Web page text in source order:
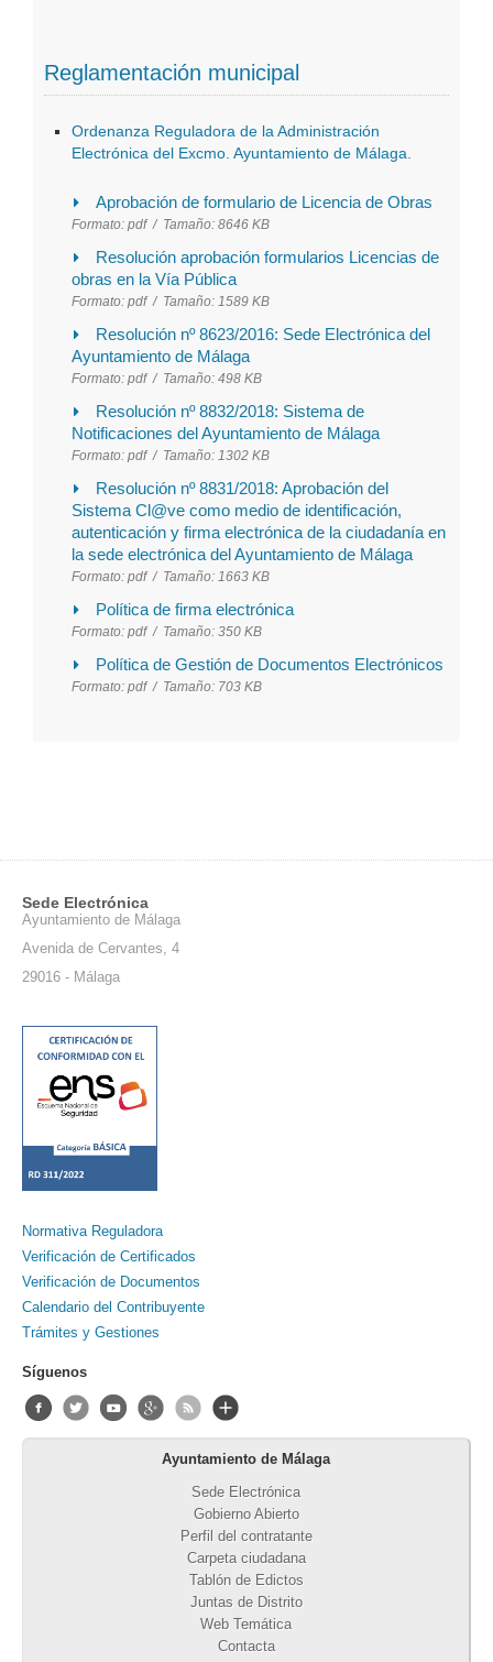
Reglamentación municipal
Ordenanza Reguladora de la Administración
Electrónica del Excmo. Ayuntamiento de Málaga.
Aprobación de formulario de Licencia de Obras
Formato: pdf / Tamaño: 8646 KB
Resolución aprobación formularios Licencias de
obras en la Vía Pública
Formato: pdf / Tamaño: 1589 KB
Resolución nº 8623/2016: Sede Electrónica del
Ayuntamiento de Málaga
Formato: pdf / Tamaño: 498 KB
Resolución nº 8832/2018: Sistema de
Notificaciones del Ayuntamiento de Málaga
Formato: pdf / Tamaño: 1302 KB
Resolución nº 8831/2018: Aprobación del
Sistema Cl@ve como medio de identificación,
autenticación y firma electrónica de la ciudadanía en
la sede electrónica del Ayuntamiento de Málaga
Formato: pdf / Tamaño: 1663 KB
Política de firma electrónica
Formato: pdf / Tamaño: 350 KB
Política de Gestión de Documentos Electrónicos
Formato: pdf / Tamaño: 703 KB
Sede Electrónica
Ayuntamiento de Málaga
Avenida de Cervantes, 4
29016 - Málaga
Normativa Reguladora
Verificación de Certificados
Verificación de Documentos
Calendario del Contribuyente
Trámites y Gestiones
Síguenos
Ayuntamiento de Málaga
Sede Electrónica
Gobierno Abierto
Perfil del contratante
Carpeta ciudadana
Tablón de Edictos
Juntas de Distrito
Web Temática
Contacta